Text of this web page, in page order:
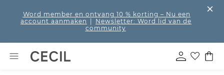
Word member en ontvang 10 % korting – Nu een
account aanmaken
Newsletter: Word lid van de
community